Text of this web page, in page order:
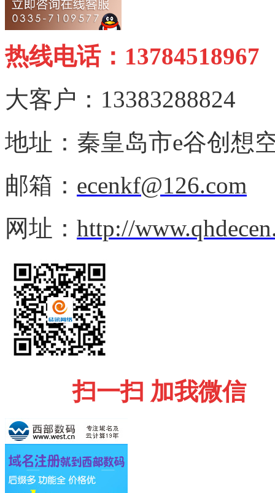
热线电话：13784518967
大客户：13383288824
地址：秦皇岛市e谷创想
邮箱： ecenkf@126.com
网址： http://
扫一扫 加我微信